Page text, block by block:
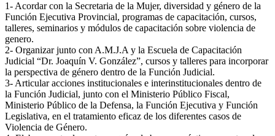
1- Acordar con la Secretaria de la Mujer, diversidad y género de la
Función Ejecutiva Provincial, programas de capacitación, cursos,
talleres, seminarios y módulos de capacitación sobre violencia de
genero.
2- Organizar junto con A.M.J.A y la Escuela de Capacitación
Judicial “Dr. Joaquín V. González”, cursos y talleres para incorporar
la perspectiva de género dentro de la Función Judicial.
3- Articular acciones institucionales e interinstitucionales dentro de
la Función Judicial, junto con el Ministerio Público Fiscal,
Ministerio Público de la Defensa, la Función Ejecutiva y Función
Legislativa, en el tratamiento eficaz de los diferentes casos de
Violencia de Género.